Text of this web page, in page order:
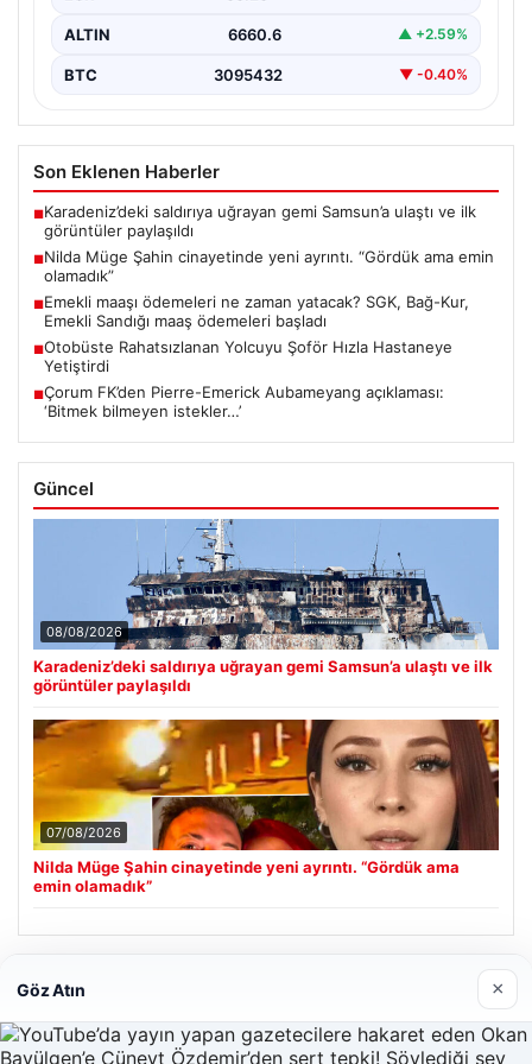
ALTIN 6660.6 ▲ +2.59%
BTC 3095432 ▼ -0.40%
Son Eklenen Haberler
■Karadeniz’deki saldırıya uğrayan gemi Samsun’a ulaştı ve ilk
görüntüler paylaşıldı
■Nilda Müge Şahin cinayetinde yeni ayrıntı. “Gördük ama emin
olamadık”
■Emekli maaşı ödemeleri ne zaman yatacak? SGK, Bağ-Kur,
Emekli Sandığı maaş ödemeleri başladı
■Otobüste Rahatsızlanan Yolcuyu Şoför Hızla Hastaneye
Yetiştirdi
■Çorum FK’den Pierre-Emerick Aubameyang açıklaması:
‘Bitmek bilmeyen istekler…’
Güncel
08/08/2026
Karadeniz’deki saldırıya uğrayan gemi Samsun’a ulaştı ve ilk
görüntüler paylaşıldı
07/08/2026
Nilda Müge Şahin cinayetinde yeni ayrıntı. “Gördük ama
emin olamadık”
Son Eklenen Firmalar
Enes Kaplan Avukatlık Bürosu
Göz Atın ×